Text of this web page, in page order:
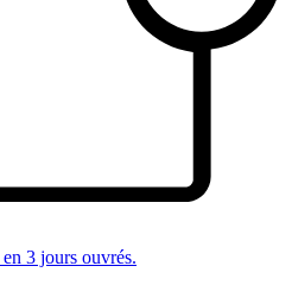
3 jours ouvrés.